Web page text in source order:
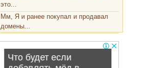
это...
Мм, Я и ранее покупал и продавал
домены...